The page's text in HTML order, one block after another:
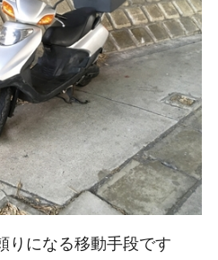
りになる移動手段です